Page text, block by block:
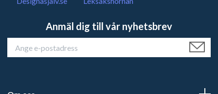
Anmäl dig till vår nyhetsbrev